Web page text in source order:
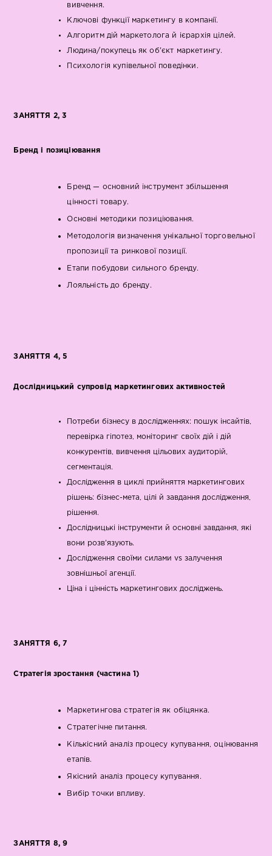
вивчення.
Ключові функції маркетингу в компанії.
Алгоритм дій маркетолога й ієрархія цілей.
Людина/покупець як об'єкт маркетингу.
Психологія купівельної поведінки.
ЗАНЯТТЯ 2, 3
Бренд і позиціювання
Бренд — основний інструмент збільшення
цінності товару.
Основні методики позиціювання.
Методологія визначення унікальної торговельної
пропозиції та ринкової позиції.
Етапи побудови сильного бренду.
Лояльність до бренду.
ЗАНЯТТЯ 4, 5
Дослідницький супровід маркетингових активностей
Потреби бізнесу в дослідженнях: пошук інсайтів,
перевірка гіпотез, моніторинг своїх дій і дій
конкурентів, вивчення цільових аудиторій,
сегментація.
Дослідження в циклі прийняття маркетингових
рішень: бізнес-мета, цілі й завдання дослідження,
рішення.
Дослідницькі інструменти й основні завдання, які
вони розв'язують.
Дослідження своїми силами vs залучення
зовнішньої агенції.
Ціна і цінність маркетингових досліджень.
ЗАНЯТТЯ 6, 7
Стратегія зростання (частина 1)
Маркетингова стратегія як обіцянка.
Стратегічне питання.
Кількісний аналіз процесу купування, оцінювання
етапів.
Якісний аналіз процесу купування.
Вибір точки впливу.
ЗАНЯТТЯ 8, 9